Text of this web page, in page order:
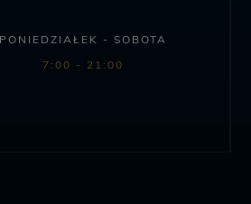
PONIEDZIAŁEK - SOBOTA
7:00 - 21:00